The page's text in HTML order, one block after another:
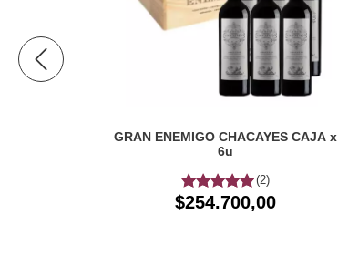
GRAN ENEMIGO CHACAYES CAJA x
6u
(2)
$254.700,00